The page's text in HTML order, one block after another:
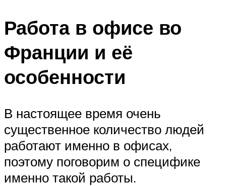
Работа в офисе во
Франции и её
особенности
В настоящее время очень
существенное количество людей
работают именно в офисах,
поэтому поговорим о специфике
именно такой работы.